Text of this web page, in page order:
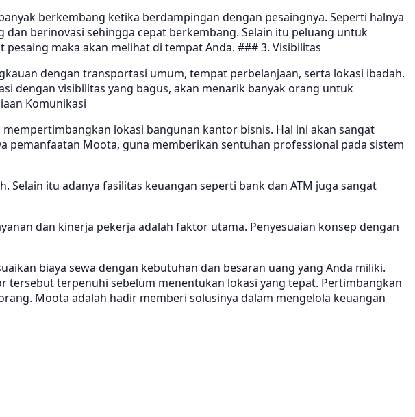
berkembang ketika berdampingan dengan pesaingnya. Seperti halnya
berinovasi sehingga cepat berkembang. Selain itu peluang untuk
maka akan melihat di tempat Anda. ### 3. Visibilitas
dengan transportasi umum, tempat perbelanjaan, serta lokasi ibadah.
dengan visibilitas yang bagus, akan menarik banyak orang untuk
Komunikasi
lokasi bangunan kantor bisnis. Hal ini akan sangat
Moota, guna memberikan sentuhan professional pada sistem
itu adanya fasilitas keuangan seperti bank dan ATM juga sangat
dan kinerja pekerja adalah faktor utama. Penyesuaian konsep dengan
biaya sewa dengan kebutuhan dan besaran uang yang Anda miliki.
terpenuhi sebelum menentukan lokasi yang tepat. Pertimbangkan
Moota adalah hadir memberi solusinya dalam mengelola keuangan